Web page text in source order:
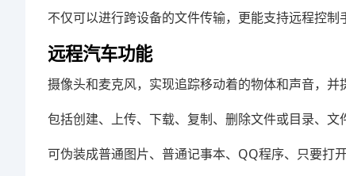
不仅可以进行跨设备的文件传输，更能支持远程控制
远程汽车功能
摄像头和麦克风，实现追踪移动着的物体和声音，并
包括创建、上传、下载、复制、删除文件或目录、文
可伪装成普通图片、普通记事本、QQ程序、只要打